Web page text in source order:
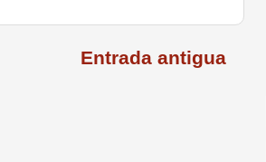
Entrada antigua